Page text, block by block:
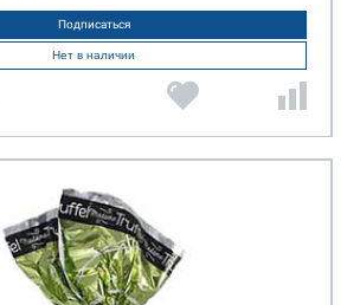
Подписаться
Нет в наличии